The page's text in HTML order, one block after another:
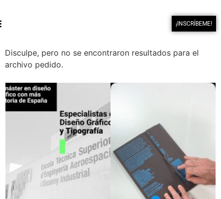
¡INSCRÍBEME!
Disculpe, pero no se encontraron resultados para el
archivo pedido.